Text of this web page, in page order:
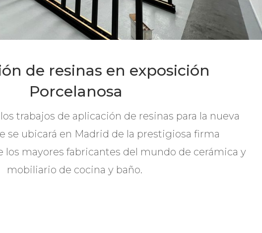
de resinas en exposición
Porcelanosa
trabajos de aplicación de resinas para la nueva
se ubicará en Madrid de la prestigiosa firma
los mayores fabricantes del mundo de cerámica y
mobiliario de cocina y baño.